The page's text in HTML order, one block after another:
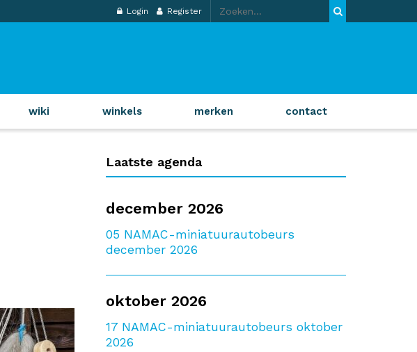
Login Register
wiki winkels merken contact
Laatste agenda
december 2026
05 NAMAC-miniatuurautobeurs
december 2026
oktober 2026
17 NAMAC-miniatuurautobeurs oktober
2026